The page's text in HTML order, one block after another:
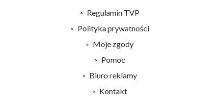
Centrum informacji TVP
Naziemna Telewizja Cyfrowa
Regulamin TVP
Polityka prywatności
Moje zgody
Pomoc
Biuro reklamy
Kontakt